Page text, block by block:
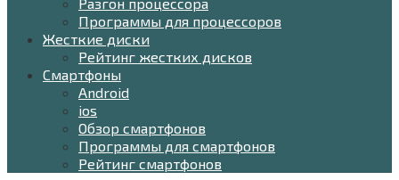
Программы для процессоров
Жесткие диски
Рейтинг жестких дисков
Смартфоны
Android
ios
Обзор смартфонов
Программы для смартфонов
Рейтинг смартфонов